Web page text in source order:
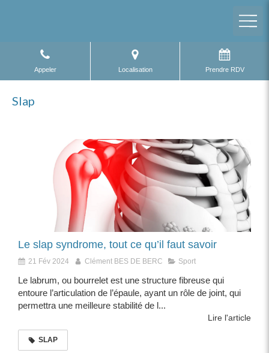
Appeler Localisation Prendre RDV
Slap
Le slap syndrome, tout ce qu’il faut savoir
21 Fév 2024 Clément BES DE BERC Sport
Le labrum, ou bourrelet est une structure fibreuse qui
entoure l’articulation de l’épaule, ayant un rôle de joint, qui
permettra une meilleure stabilité de l...
Lire l'article
SLAP